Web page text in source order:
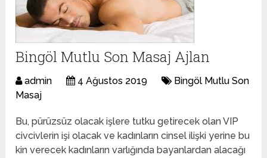
Bingöl Mutlu Son Masaj Ajlan
admin 4 Ağustos 2019
Bingöl Mutlu Son
Masaj
Bu, pürüzsüz olacak işlere tutku getirecek olan VIP
civcivlerin işi olacak ve kadınların cinsel ilişki yerine bu
kin verecek kadınların varlığında bayanlardan alacağı